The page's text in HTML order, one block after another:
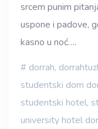
srcem punim
uspone i padove,
kasno u noć….
dorrah,
studentski dom
studentski hotel,
university hotel